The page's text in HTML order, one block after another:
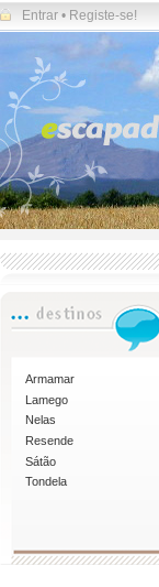
Entrar • Registe-se!
Armamar
Lamego
Nelas
Resende
Sátão
Tondela